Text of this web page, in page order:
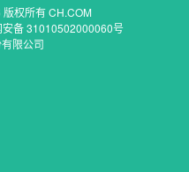
权所有 CH.COM
备 31010502000060号
限公司